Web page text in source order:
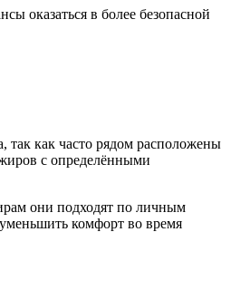
оказаться в более безопасной
так как часто рядом расположены
с определёнными
они подходят по личным
комфорт во время